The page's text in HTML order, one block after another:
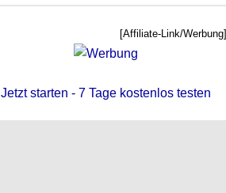
[Affiliate-Link/Werbung]
Jetzt starten - 7 Tage kostenlos testen